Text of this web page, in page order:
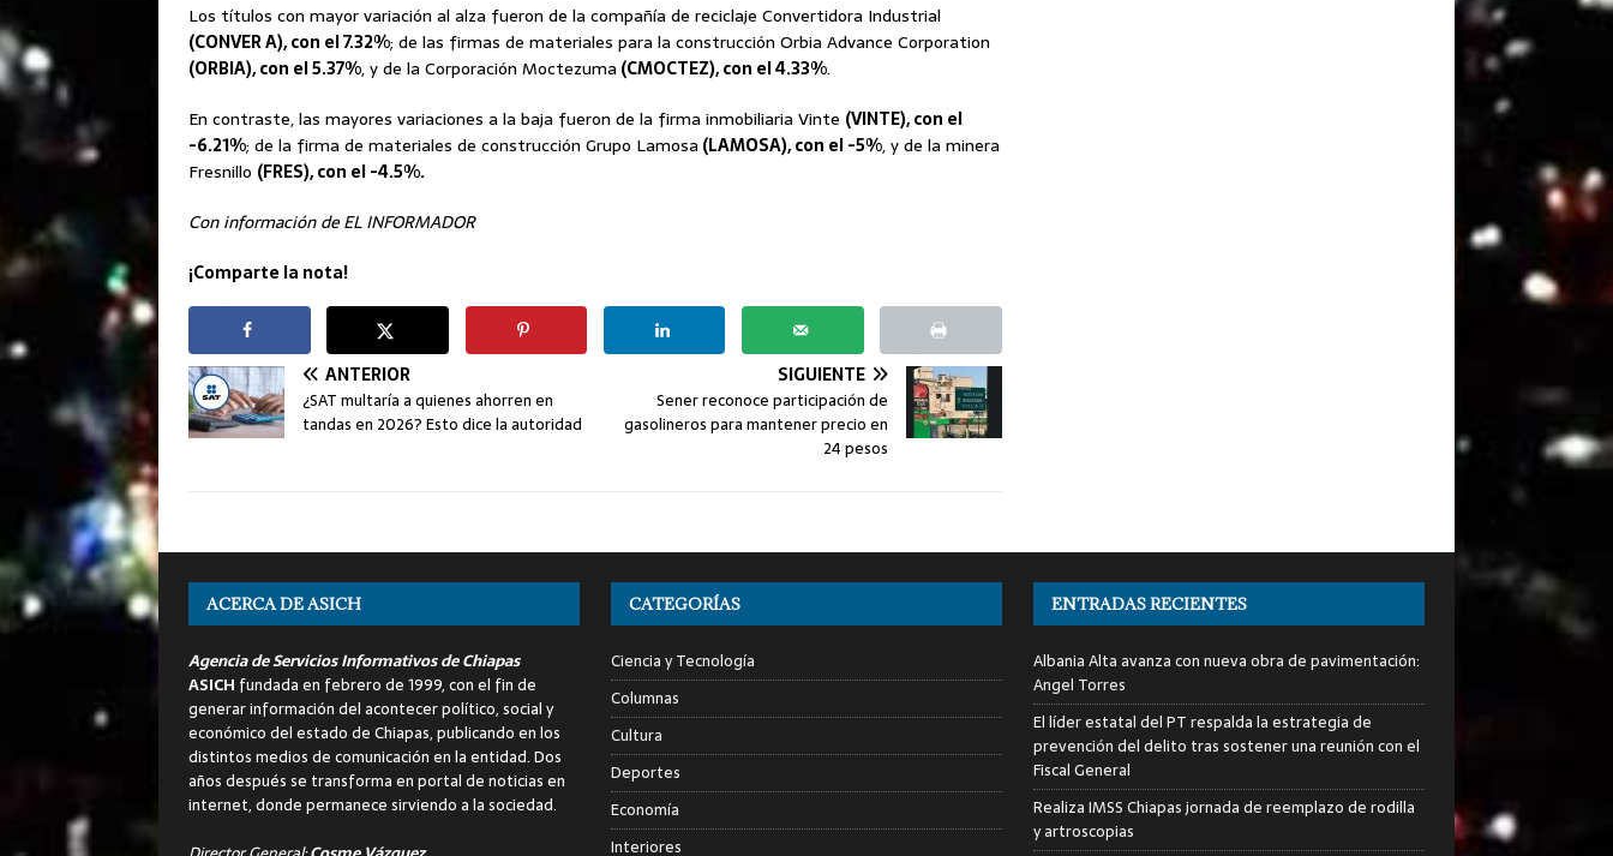
Los títulos con mayor variación al alza fueron de la compañía de reciclaje Convertidora Industrial
(CONVER A), con el 7.32%; de las firmas de materiales para la construcción Orbia Advance Corporation
(ORBIA), con el 5.37%, y de la Corporación Moctezuma (CMOCTEZ), con el 4.33%.
En contraste, las mayores variaciones a la baja fueron de la firma inmobiliaria Vinte (VINTE), con el
-6.21%; de la firma de materiales de construcción Grupo Lamosa (LAMOSA), con el -5%, y de la minera
Fresnillo (FRES), con el -4.5%.
Con información de EL INFORMADOR
¡Comparte la nota!
ANTERIOR
¿SAT multaría a quienes ahorren en
tandas en 2026? Esto dice la autoridad
SIGUIENTE
Sener reconoce participación de
gasolineros para mantener precio en
24 pesos
ACERCA DE ASICH
Agencia de Servicios Informativos de Chiapas
ASICH fundada en febrero de 1999, con el fin de
generar información del acontecer político, social y
económico del estado de Chiapas, publicando en los
distintos medios de comunicación en la entidad. Dos
años después se transforma en portal de noticias en
internet, donde permanece sirviendo a la sociedad.
CATEGORÍAS
Ciencia y Tecnología
Columnas
Cultura
Deportes
Economía
Interiores
ENTRADAS RECIENTES
Albania Alta avanza con nueva obra de pavimentación:
Angel Torres
El líder estatal del PT respalda la estrategia de
prevención del delito tras sostener una reunión con el
Fiscal General
Realiza IMSS Chiapas jornada de reemplazo de rodilla
y artroscopias